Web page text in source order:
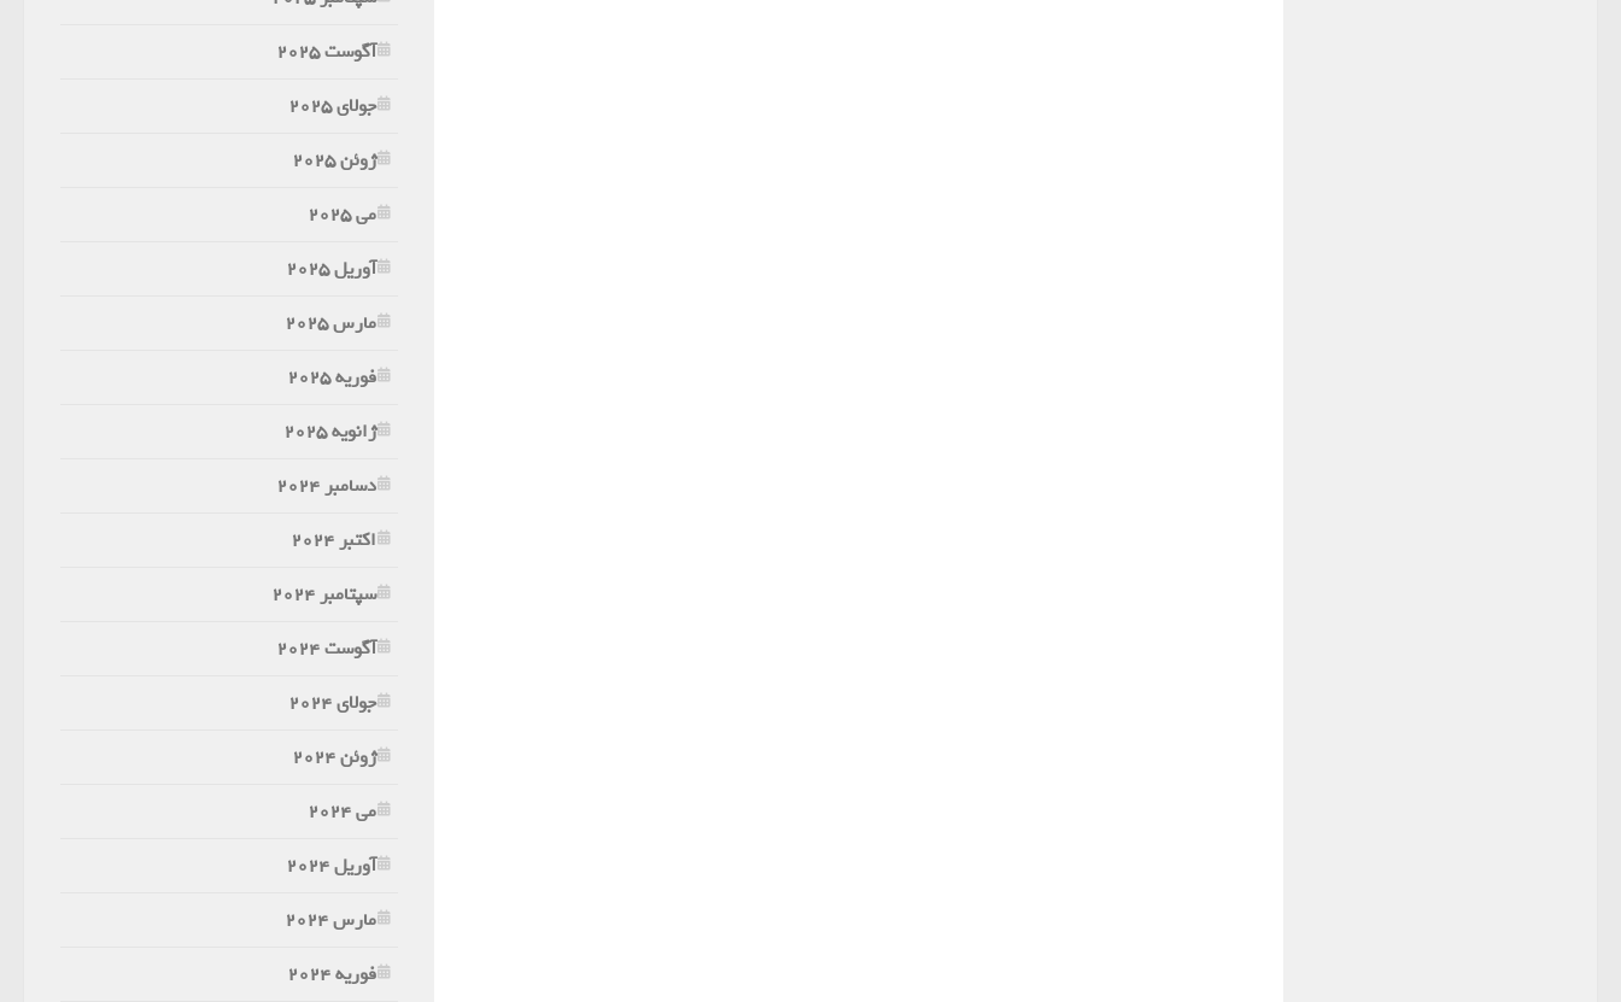
آگوست 2025
جولای 2025
ژوئن 2025
می 2025
آوریل 2025
مارس 2025
فوریه 2025
ژانویه 2025
دسامبر 2024
اکتبر 2024
سپتامبر 2024
آگوست 2024
جولای 2024
ژوئن 2024
می 2024
آوریل 2024
مارس 2024
فوریه 2024